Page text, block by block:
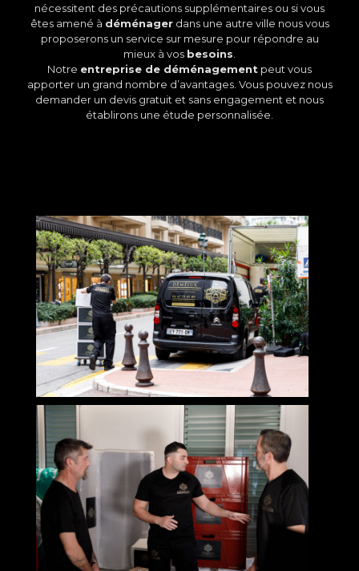
nécessitent des précautions supplémentaires ou si vous
êtes amené à déménagerdans une autre ville nous vous
proposerons un service sur mesure pour répondre au
mieux à vos besoins
Notre entreprise de déménagement peut vous
apporter un grand nombre d’avantages. Vous pouvez nous
demander un devis gratuit et sans engagement et nous
établirons une étude personnalisée.